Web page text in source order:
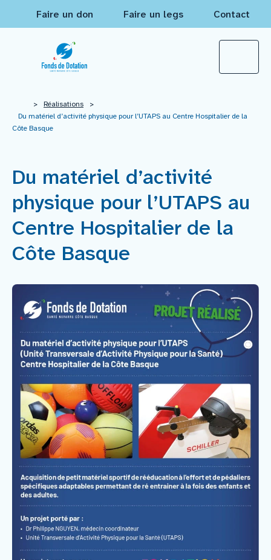
Faire un don Faire un legs Contact
Qui sommes-nous ?
Projets à financer
Nos réalisations
Mécènes
Faire un legs
Contact
> Réalisations
>
Du matériel d’activité physique pour l’UTAPS au Centre Hospitalier de la
Côte Basque
Du matériel d’activité
physique pour l’UTAPS au
Centre Hospitalier de la
Côte Basque